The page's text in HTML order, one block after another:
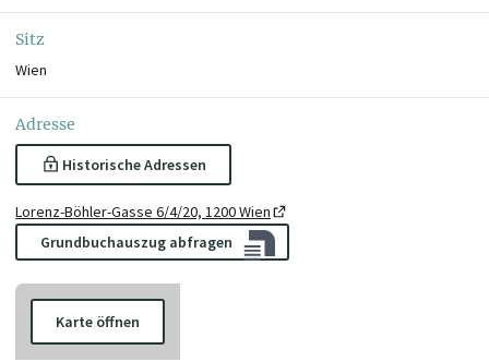
Sitz
Wien
Adresse
Historische Adressen
Lorenz-Böhler-Gasse 6/4/20, 1200 Wien
Grundbuchauszug abfragen
Karte öffnen